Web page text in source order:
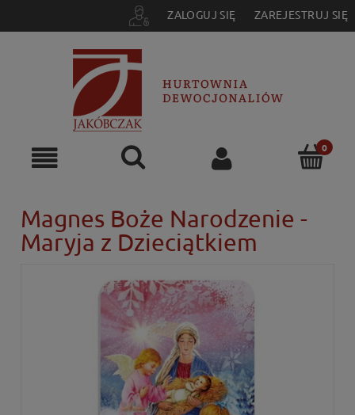
ZALOGUJ SIĘ ZAREJESTRUJ SIĘ
Magnes Boże Narodzenie -
Maryja z Dzieciątkiem